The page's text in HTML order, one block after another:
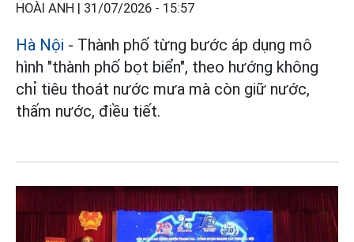
HOÀI ANH | 31/07/2026 - 15:57
Hà Nội - Thành phố từng bước áp dụng mô
hình "thành phố bọt biển", theo hướng không
chỉ tiêu thoát nước mưa mà còn giữ nước,
thấm nước, điều tiết.